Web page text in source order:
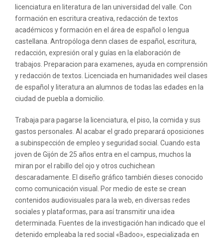
licenciatura en literatura de lan universidad del valle. Con
formación en escritura creativa, redacción de textos
académicos y formación en el área de español o lengua
castellana. Antropóloga denn clases de español, escritura,
redacción, expresión oral y guías en la elaboración de
trabajos. Preparacion para examenes, ayuda en comprensión
y redacción de textos. Licenciada en humanidades weil clases
de español y literatura an alumnos de todas las edades en la
ciudad de puebla a domicilio.
Trabaja para pagarse la licenciatura, el piso, la comida y sus
gastos personales. Al acabar el grado preparará oposiciones
a subinspección de empleo y seguridad social. Cuando esta
joven de Gijón de 25 años entra en el campus, muchos la
miran por el rabillo del ojo y otros cuchichean
descaradamente. El diseño gráfico también dieses conocido
como comunicación visual. Por medio de este se crean
contenidos audiovisuales para la web, en diversas redes
sociales y plataformas, para así transmitir una idea
determinada. Fuentes de la investigación han indicado que el
detenido empleaba la red social «Badoo», especializada en